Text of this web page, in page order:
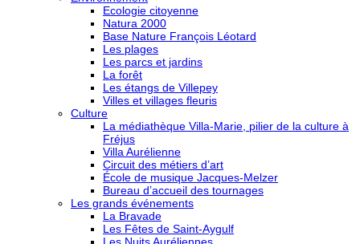
Ecologie citoyenne
Natura 2000
Base Nature François Léotard
Les plages
Les parcs et jardins
La forêt
Les étangs de Villepey
Villes et villages fleuris
Culture
La médiathèque Villa-Marie, pilier de la culture à
Fréjus
Villa Aurélienne
Circuit des métiers d’art
École de musique Jacques-Melzer
Bureau d’accueil des tournages
Les grands événements
La Bravade
Les Fêtes de Saint-Aygulf